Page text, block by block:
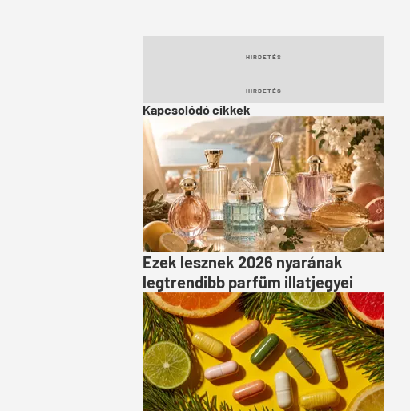
HIRDETÉS
HIRDETÉS
Kapcsolódó cikkek
Ezek lesznek 2026 nyarának
legtrendibb parfüm illatjegyei